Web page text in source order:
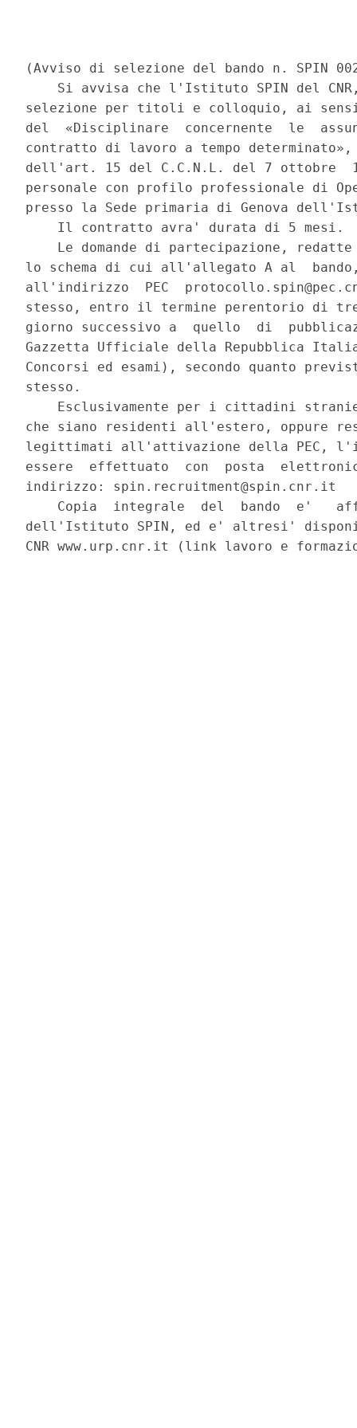
(Avviso di selezione del bando n. SPIN
Si avvisa che l'Istituto SPIN del
selezione per titoli e colloquio, ai
del  «Disciplinare  concernente  le
contratto di lavoro a tempo
dell'art. 15 del C.C.N.L. del 7
personale con profilo professionale di
presso la Sede primaria di Genova
    Il contratto avra' durata di 5 mesi.
Le domande di partecipazione,
lo schema di cui all'allegato A al
all'indirizzo  PEC
stesso, entro il termine perentorio di
giorno successivo a  quello  di
Gazzetta Ufficiale della Repubblica
Concorsi ed esami), secondo quanto
stesso.
Esclusivamente per i cittadini
che siano residenti all'estero, oppure
legittimati all'attivazione della PEC,
essere  effettuato  con  posta
indirizzo: spin.recruitment@spin.cnr.it
Copia  integrale  del  bando  e'
dell'Istituto SPIN, ed e' altresi'
CNR www.urp.cnr.it (link lavoro e